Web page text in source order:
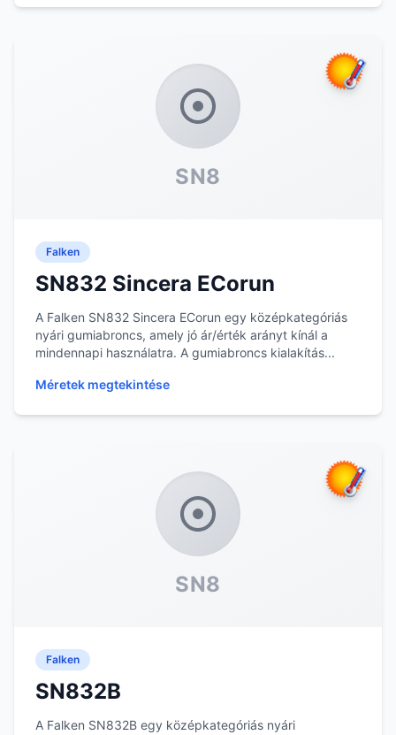
SN8
Falken
SN832 Sincera ECorun
A Falken SN832 Sincera ECorun egy középkategóriás
nyári gumiabroncs, amely jó ár/érték arányt kínál a
mindennapi használatra. A gumiabroncs kialakítás...
Méretek megtekintése
SN8
Falken
SN832B
A Falken SN832B egy középkategóriás nyári